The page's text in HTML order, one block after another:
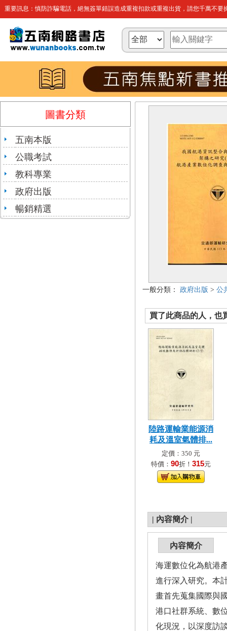
重要訊息：慎防詐騙電話，絕無簽單錯誤造成重複扣款或重複出貨，請您千萬不要
圖書分類
五南本版
公職考試
教科專業
政府出版
暢銷精選
一般分類： 政府出版 > 公
買了此商品的人，也
陸路運輸業能源消
耗及溫室氣體排...
定價：350 元
特價： 90折！ 315元
| 內容簡介 |
內容簡介
海運數位化為航港
進行深入研究。本
畫首先蒐集國際與
港口社群系統、數
化現況，以深度訪